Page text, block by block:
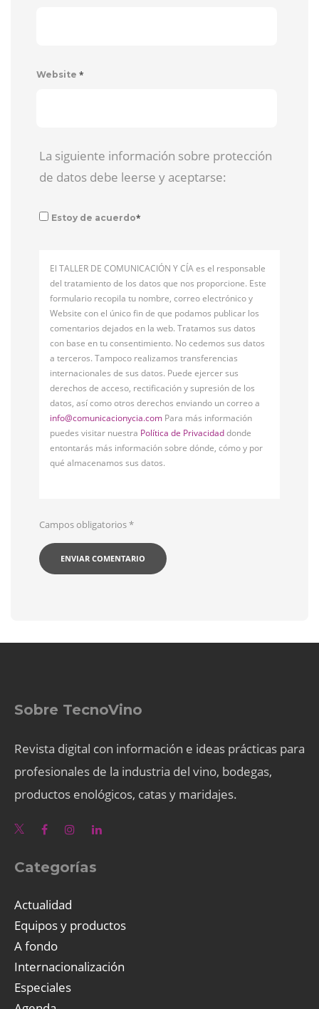
Website *
La siguiente información sobre protección
de datos debe leerse y aceptarse:
Estoy de acuerdo*
El TALLER DE COMUNICACIÓN Y CÍA es el responsable
del tratamiento de los datos que nos proporcione. Este
formulario recopila tu nombre, correo electrónico y
Website con el único fin de que podamos publicar los
comentarios dejados en la web. Tratamos sus datos
con base en tu consentimiento. No cedemos sus datos
a terceros. Tampoco realizamos transferencias
internacionales de sus datos. Puede ejercer sus
derechos de acceso, rectificación y supresión de los
datos, así como otros derechos enviando un correo a
info@comunicacionycia.com Para más información
puedes visitar nuestra Política de Privacidaddonde
entontarás más información sobre dónde, cómo y por
qué almacenamos sus datos.
Campos obligatorios*
Sobre TecnoVino
Revista digital con información e ideas prácticas para
profesionales de la industria del vino, bodegas,
productos enológicos, catas y maridajes.
Categorías
Actualidad
Equipos y productos
A fondo
Internacionalización
Especiales